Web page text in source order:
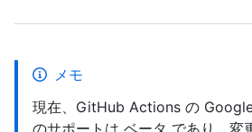
メモ
現在、GitHub Actions の
のサポートは ベータ であり、変